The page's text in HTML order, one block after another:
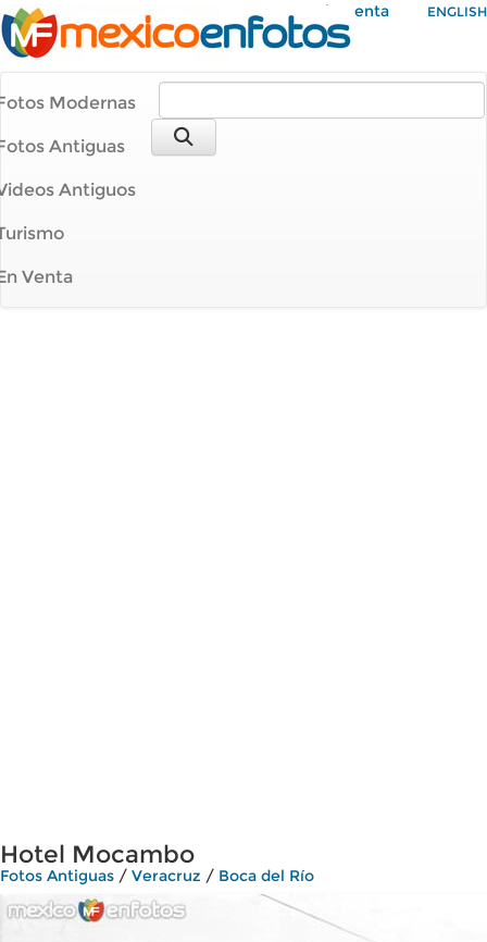
Mi Cuenta ENGLISH
Modernas
Antiguas
Antiguos
Venta
Hotel Mocambo
Fotos Antiguas / Veracruz / Boca del Río